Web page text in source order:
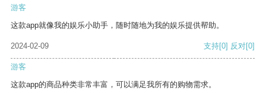
游客
这款app就像我的娱乐小助手，随时随地为我的娱乐提供帮助。
2024-02-09 支持[0] 反对[0]
游客
这款app的商品种类非常丰富，可以满足我所有的购物需求。